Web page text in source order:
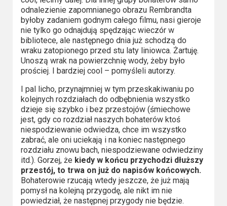
odnalezienie zapomnianego obrazu Rembrandta
byłoby zadaniem godnym całego filmu, nasi gieroje
nie tylko go odnajdują spędzając wieczór w
bibliotece, ale następnego dnia już schodzą do
wraku zatopionego przed stu laty liniowca. Żartuję.
Unoszą wrak na powierzchnię wody, żeby było
prościej. I bardziej cool – pomyśleli autorzy.
I pal licho, przynajmniej w tym przeskakiwaniu po
kolejnych rozdziałach do odbębnienia wszystko
dzieje się szybko i bez przestojów (śmiechowe
jest, gdy co rozdział naszych bohaterów ktoś
niespodziewanie odwiedza, chce im wszystko
zabrać, ale oni uciekają i na koniec następnego
rozdziału znowu bach, niespodziewane odwiedziny
itd.). Gorzej, że kiedy w końcu przychodzi dłuższy
przestój, to trwa on już do napisów końcowych.
Bohaterowie rzucają wtedy jeszcze, że już mają
pomysł na kolejną przygodę, ale nikt im nie
powiedział, że następnej przygody nie będzie.